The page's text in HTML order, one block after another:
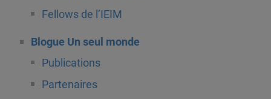
Fellows de l’IEIM
Blogue Un seul monde
Publications
Partenaires